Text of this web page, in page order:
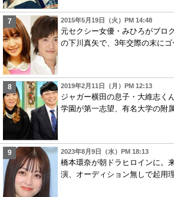
2015年5月19日（火）PM 14:48
元セクシー女優・みひろがブロ
の下川真矢で、3年交際の末にゴ
2019年2月11日（月）PM 12:13
ジャガー横田の息子・大維志く
学園が第一志望、有名大学の附
2023年8月9日（水）PM 18:13
橋本環奈が朝ドラヒロインに。
演、オーディション無しで起用